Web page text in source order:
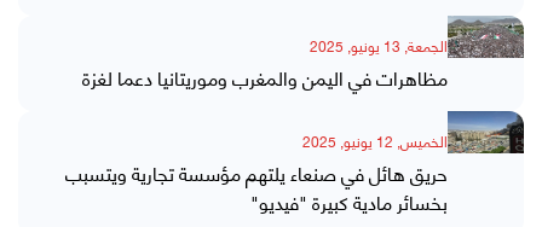
الجمعة, 13 يونيو, 2025
مظاهرات في اليمن والمغرب وموريتانيا دعما لغزة
الخميس, 12 يونيو, 2025
حريق هائل في صنعاء يلتهم مؤسسة تجارية ويتسبب
بخسائر مادية كبيرة "فيديو"